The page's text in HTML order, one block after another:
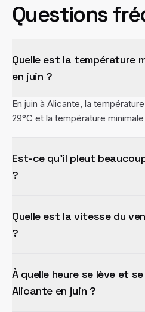
Questions
Quelle est la température
en juin ?
En juin à Alicante, la
29°C et la température
Est-ce qu'il pleut
?
Quelle est la vitesse du
?
À quelle heure se lève et
Alicante en juin ?